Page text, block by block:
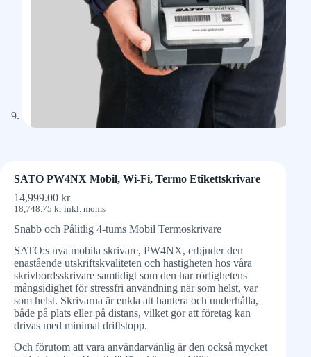
SATO PW4NX Mobil, Wi-Fi, Termo Etikettskrivare
14,999.00 kr
18,748.75 krinkl. moms
Snabb och Pålitlig 4-tums Mobil Termoskrivare
SATO:s nya mobila skrivare, PW4NX, erbjuder den
enastående utskriftskvaliteten och hastigheten hos våra
skrivbordsskrivare samtidigt som den har rörlighetens
mångsidighet för stressfri användning när som helst, var
som helst. Skrivarna är enkla att hantera och underhålla,
både på plats eller på distans, vilket gör att företag kan
drivas med minimal driftstopp.
Och förutom att vara användarvänlig är den också mycket